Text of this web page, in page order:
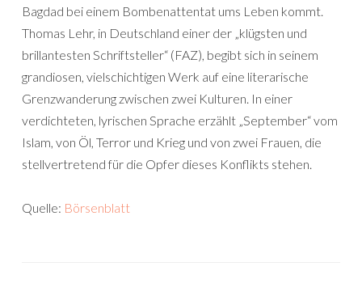
Bagdad bei einem Bombenattentat ums Leben kommt.
Thomas Lehr, in Deutschland einer der „klügsten und
brillantesten Schriftsteller“ (FAZ), begibt sich in seinem
grandiosen, vielschichtigen Werk auf eine literarische
Grenzwanderung zwischen zwei Kulturen. In einer
verdichteten, lyrischen Sprache erzählt „September“ vom
Islam, von Öl, Terror und Krieg und von zwei Frauen, die
stellvertretend für die Opfer dieses Konflikts stehen.
Quelle: Börsenblatt